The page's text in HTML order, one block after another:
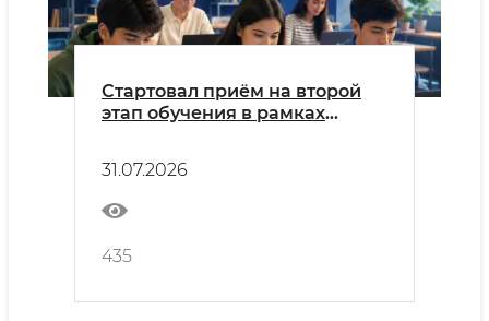
Стартовал приём на второй
этап обучения в рамках
31.07.2026
435